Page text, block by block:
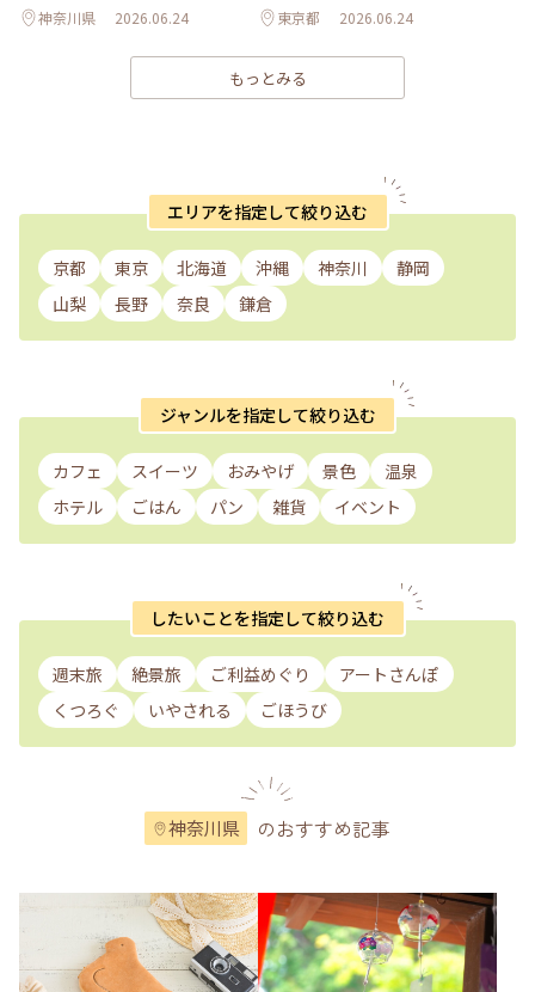
神奈川県 2026.06.24 東京都 2026.06.24
もっとみる
エリアを指定して絞り込む
京都 東京 北海道 沖縄 神奈川
静岡
山梨
長野 奈良 鎌倉
ジャンルを指定して絞り込む
カフェ スイーツ おみやげ 景色
温泉
ホテル
ごはん パン 雑貨 イベント
したいことを指定して絞り込む
週末旅 絶景旅 ご利益めぐり
アートさんぽ
くつろぐ
いやされる ごほうび
神奈川県 のおすすめ記事